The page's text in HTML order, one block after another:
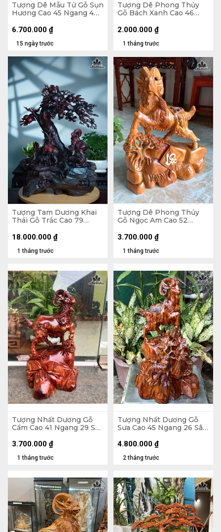
Tượng Dê Mẫu Tử Gỗ Sụn
Hương Cao 45 Ngang 40
15 ngày trước
6.700.000 ₫
Tượng Dê Phong Thủy
Gỗ Bách Xanh Cao 46
1 tháng trước
2.000.000 ₫
Tượng Tam Dương Khai
Thái Gỗ Trắc Cao 79
1 tháng trước
18.000.000 ₫
Tượng Dê Phong Thủy
Gỗ Ngọc Am Cao 52
8kg
1 tháng trước
3.700.000 ₫
Tượng Nhất Dương Gỗ
Cẩm Cao 41 Ngang 29 Sâu
1 tháng trước
3.700.000 ₫
Tượng Nhất Dương Gỗ
Sưa Cao 45 Ngang 26 Sâu
2 tháng trước
4.800.000 ₫